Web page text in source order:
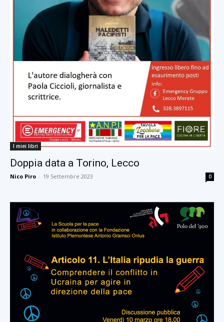
I miei libri
Doppia data a Torino, Lecco
Nico Piro - 19 Settembre 2023 0